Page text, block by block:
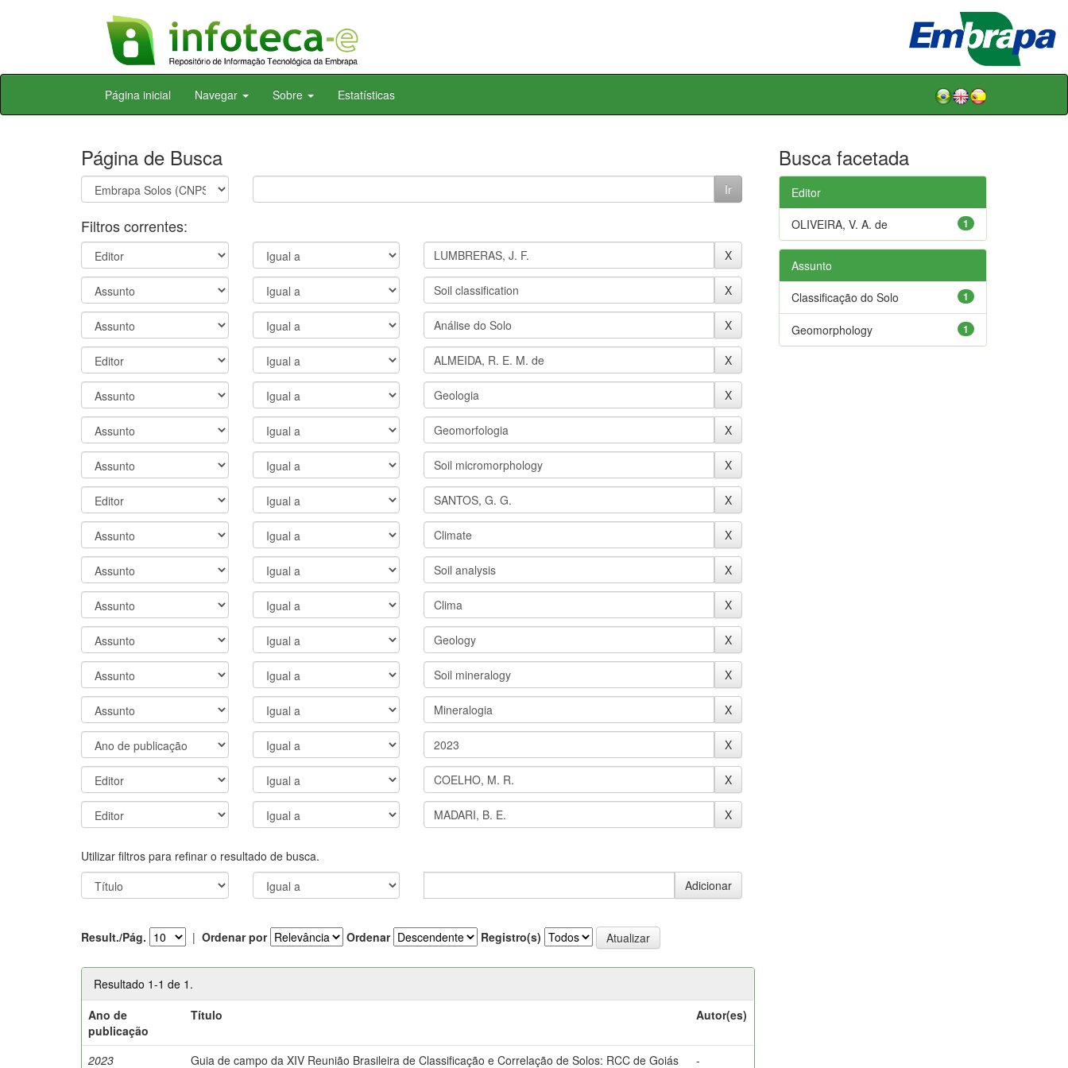
Skip
Página inicial Navegar Sobre Estatísticas
Página de Busca
Filtros correntes:
Utilizar filtros para refinar o resultado de busca.
Result./Pág. | Ordenar por Ordenar Registro(s)
Resultado 1-1 de 1.
Ano de
publicação
Título Autor(es)
2023
Guia de campo da XIV Reunião Brasileira de Classificação e Correlação de Solos: RCC de Goiás
-
Busca facetada
Editor
1
OLIVEIRA, V. A. de
Assunto
1
Classificação do Solo
1
Geomorphology